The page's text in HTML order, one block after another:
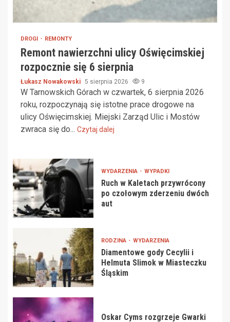
DROGI REMONTY
Remont nawierzchni ulicy Oświęcimskiej
rozpocznie się 6 sierpnia
Łukasz Nowakowski 5 sierpnia 2026 9
W Tarnowskich Górach w czwartek, 6 sierpnia 2026
roku, rozpoczynają się istotne prace drogowe na
ulicy Oświęcimskiej. Miejski Zarząd Ulic i Mostów
zwraca się do... Czytaj dalej
WYDARZENIA WYPADKI
Ruch w Kaletach przywrócony
po czołowym zderzeniu dwóch
aut
RODZINA WYDARZENIA
Diamentowe gody Cecylii i
Helmuta Slimok w Miasteczku
Śląskim
Oskar Cyms rozgrzeje Gwarki